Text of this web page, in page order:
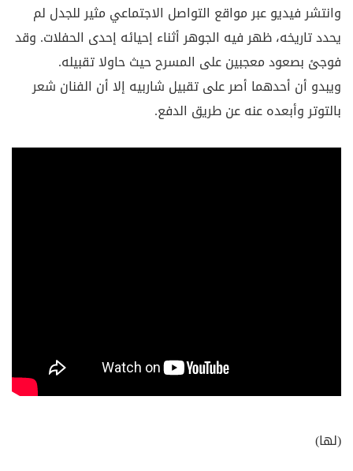
وانتشر فيديو عبر مواقع التواصل الاجتماعي مثير للجدل لم
يحدد تاريخه، ظهر فيه الجوهر أثناء إحيائه إحدى الحفلات. وقد
فوجئ بصعود معجبين على المسرح حيث حاولا تقبيله.
ويبدو أن أحدهما أصر على تقبيل شاربيه إلا أن الفنان شعر
بالتوتر وأبعده عنه عن طريق الدفع.
(لها)